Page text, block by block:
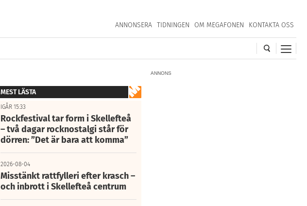
ANNONSERA TIDNINGEN OM MEGAFONEN KONTAKTA OSS
ANNONS
MEST LÄSTA
IGÅR 15:33
Rockfestival tar form i Skellefteå
– två dagar rocknostalgi står för
dörren: ”Det är bara att komma”
2026-08-04
Misstänkt rattfylleri efter krasch –
och inbrott i Skellefteå centrum